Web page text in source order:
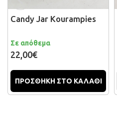
Candy Jar Kourampies
Σε απόθεμα
22,00€
ΠΡΟΣΘΗΚΗ ΣΤΟ ΚΑΛΑΘΙ